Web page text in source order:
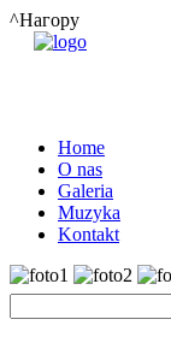
^Нагору
Home
O nas
Galeria
Muzyka
Kontakt